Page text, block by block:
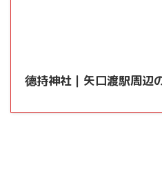
德持神社｜矢口渡駅周辺